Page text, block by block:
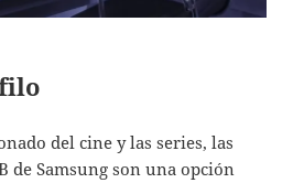
del cine y las series, las
de Samsung son una opción